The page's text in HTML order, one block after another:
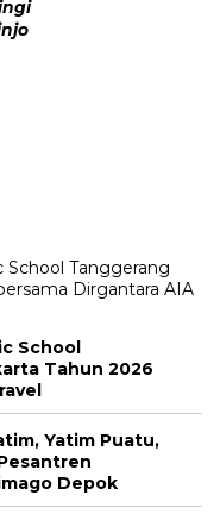
School
Tahun 2026
Yatim Puatu,
Depok